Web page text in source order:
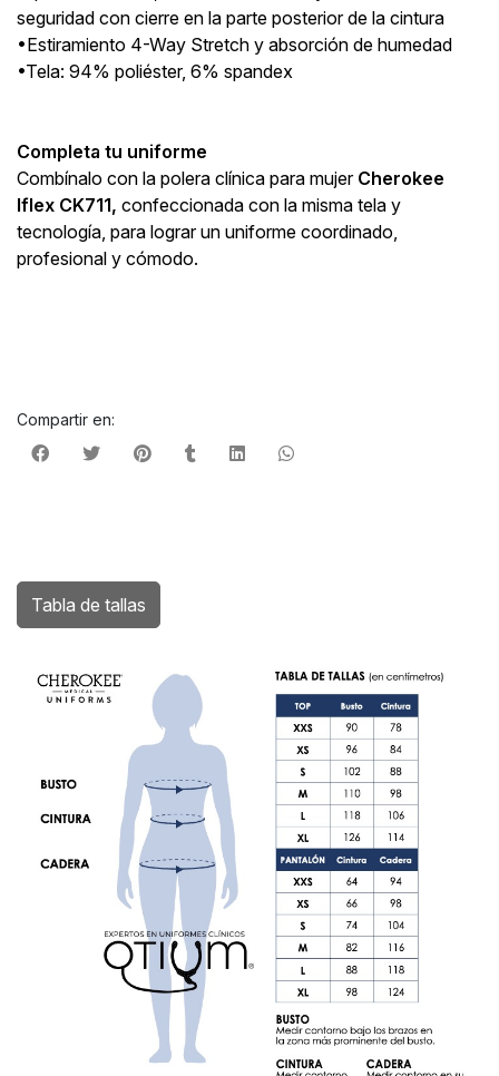
seguridad con cierre en la parte posterior de la cintura
•Estiramiento 4-Way Stretch y absorción de humedad
•Tela: 94% poliéster, 6% spandex
Completa tu uniforme
Combínalo con la polera clínica para mujer Cherokee
Iflex CK711, confeccionada con la misma tela y
tecnología, para lograr un uniforme coordinado,
profesional y cómodo.
Compartir en:
Tabla de tallas